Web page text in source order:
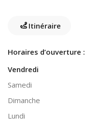
Itinéraire
Horaires d’ouverture :
Vendredi
Samedi
Dimanche
Lundi